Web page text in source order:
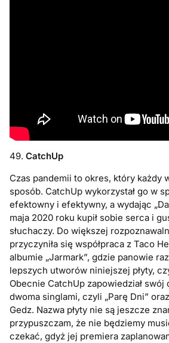
49. CatchUp
Czas pandemii to okres, który każdy
sposób. CatchUp wykorzystał go w
efektowny i efektywny, a wydając
maja 2020 roku kupił sobie serca i
słuchaczy. Do większej
przyczyniła się współpraca z Taco
albumie „Jarmark”, gdzie panowie
lepszych utworów niniejszej płyty,
Obecnie CatchUp zapowiedział swój
dwoma singlami, czyli „Parę Dni”
Gedz. Nazwa płyty nie są jeszcze
przypuszczam, że nie będziemy
czekać, gdyż jej premiera